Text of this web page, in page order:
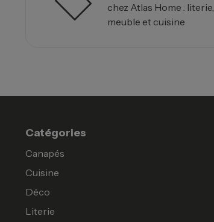
chez Atlas Home : literie,
meuble et cuisine
Catégories
Canapés
Cuisine
Déco
Literie